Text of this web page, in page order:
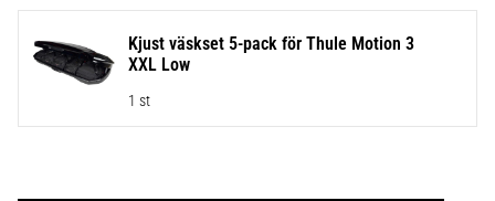
Kjust väskset 5-pack för Thule Motion 3
XXL Low
1 st